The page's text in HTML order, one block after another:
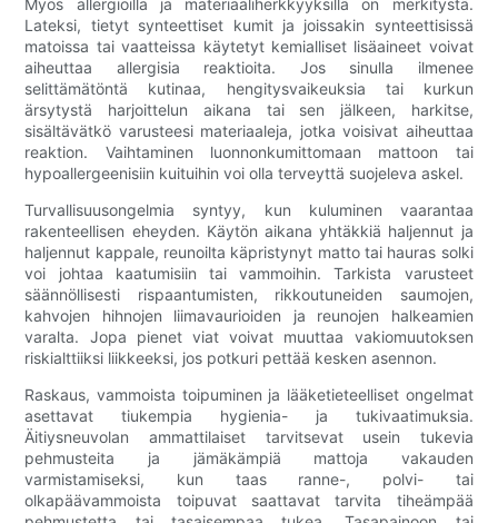
Myös allergioilla ja materiaaliherkkyyksillä on merkitystä.
Lateksi, tietyt synteettiset kumit ja joissakin synteettisissä
matoissa tai vaatteissa käytetyt kemialliset lisäaineet voivat
aiheuttaa allergisia reaktioita. Jos sinulla ilmenee
selittämätöntä kutinaa, hengitysvaikeuksia tai kurkun
ärsytystä harjoittelun aikana tai sen jälkeen, harkitse,
sisältävätkö varusteesi materiaaleja, jotka voisivat aiheuttaa
reaktion. Vaihtaminen luonnonkumittomaan mattoon tai
hypoallergeenisiin kuituihin voi olla terveyttä suojeleva askel.
Turvallisuusongelmia syntyy, kun kuluminen vaarantaa
rakenteellisen eheyden. Käytön aikana yhtäkkiä haljennut ja
haljennut kappale, reunoilta käpristynyt matto tai hauras solki
voi johtaa kaatumisiin tai vammoihin. Tarkista varusteet
säännöllisesti rispaantumisten, rikkoutuneiden saumojen,
kahvojen hihnojen liimavaurioiden ja reunojen halkeamien
varalta. Jopa pienet viat voivat muuttaa vakiomuutoksen
riskialttiiksi liikkeeksi, jos potkuri pettää kesken asennon.
Raskaus, vammoista toipuminen ja lääketieteelliset ongelmat
asettavat tiukempia hygienia- ja tukivaatimuksia.
Äitiysneuvolan ammattilaiset tarvitsevat usein tukevia
pehmusteita ja jämäkämpiä mattoja vakauden
varmistamiseksi, kun taas ranne-, polvi- tai
olkapäävammoista toipuvat saattavat tarvita tiheämpää